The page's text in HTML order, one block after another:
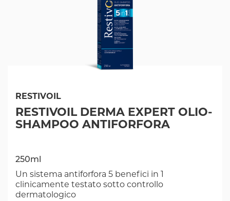
RESTIVOIL
RESTIVOIL DERMA EXPERT OLIO-
SHAMPOO ANTIFORFORA
250ml
Un sistema antiforfora 5 benefici in 1
clinicamente testato sotto controllo
dermatologico